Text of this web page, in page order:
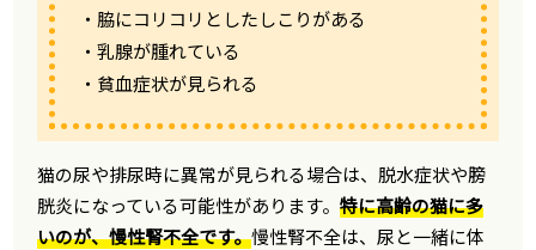
・脇にコリコリとしたしこりがある
・乳腺が腫れている
・貧血症状が見られる
猫の尿や排尿時に異常が見られる場合は、脱水症状や膀
胱炎になっている可能性があります。特に高齢の猫に多
いのが、慢性腎不全です。慢性腎不全は、尿と一緒に体